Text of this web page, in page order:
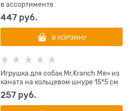
в ассортименте
447 руб.
В КОРЗИНУ
Игрушка для собак Mr.Kranch Мяч из
каната на кольцевом шнуре 15*5 см
257 руб.